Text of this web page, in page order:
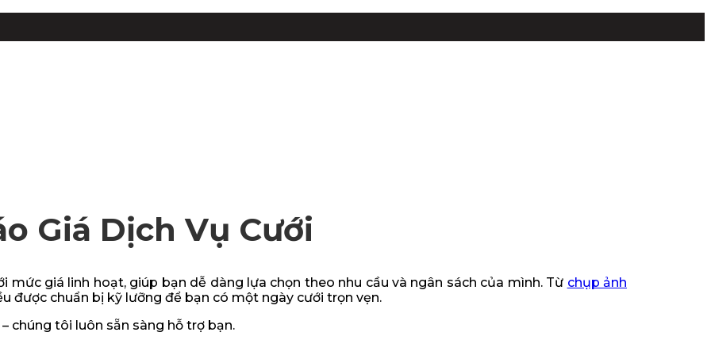
Giá Dịch Vụ Cưới
mức giá linh hoạt, giúp bạn dễ dàng lựa chọn theo nhu cầu và ngân sách của mình. Từ chụp ảnh
được chuẩn bị kỹ lưỡng để bạn có một ngày cưới trọn vẹn.
chúng tôi luôn sẵn sàng hỗ trợ bạn.